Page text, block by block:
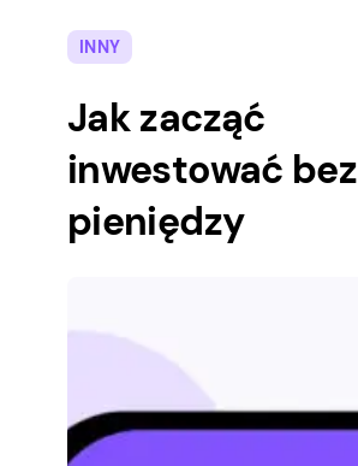
INNY
Jak zacząć
inwestować bez
pieniędzy